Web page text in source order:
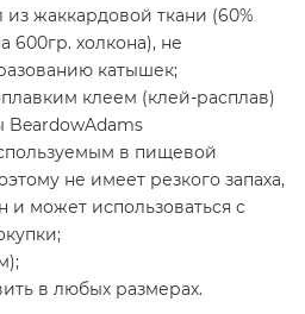
из жаккардовой ткани (60%
600гр. холкона), не
катышек;
клеем (клей-расплав)
BeardowAdams
в пищевой
не имеет резкого запаха,
и может использоваться с
в любых размерах.